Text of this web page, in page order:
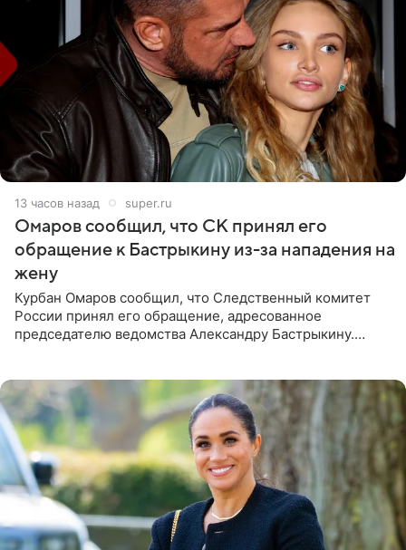
13 часов назад super.ru
Омаров сообщил, что СК принял его
обращение к Бастрыкину из-за нападения на
жену
Курбан Омаров сообщил, что Следственный комитет
России принял его обращение, адресованное
председателю ведомства Александру Бастрыкину.